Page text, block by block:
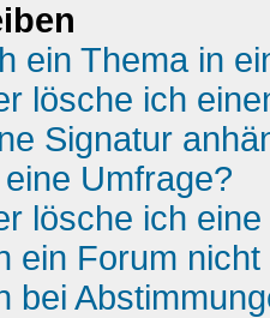
ein Thema in
lösche ich
Signatur
Umfrage?
lösche ich
ein Forum
bei